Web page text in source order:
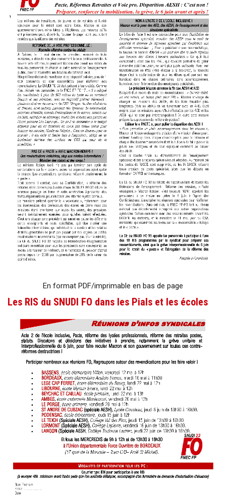
En format PDF/imprimable en bas de page
Les RIS du SNUDI FO dans les Pials et les écoles